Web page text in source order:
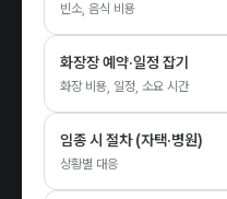
빈소, 음식 비용
화장장 예약·일정 잡기
화장 비용, 일정, 소요 시간
임종 시 절차 (자택·병원)
상황별 대응